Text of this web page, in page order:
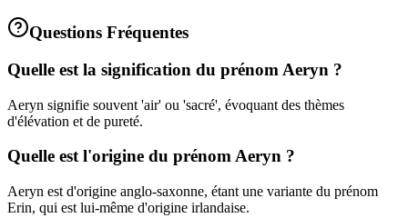
Questions Fréquentes
Quelle est la signification du prénom Aeryn ?
Aeryn signifie souvent 'air' ou 'sacré', évoquant des thèmes
d'élévation et de pureté.
Quelle est l'origine du prénom Aeryn ?
Aeryn est d'origine anglo-saxonne, étant une variante du prénom
Erin, qui est lui-même d'origine irlandaise.